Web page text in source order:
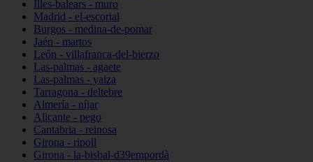
Illes-balears - muro
Madrid - el-escorial
Burgos - medina-de-pomar
Jaén - martos
León - villafranca-del-bierzo
Las-palmas - agaete
Las-palmas - yaiza
Tarragona - deltebre
Almería - níjar
Alicante - pego
Cantabria - reinosa
Girona - ripoll
Girona - la-bisbal-d39empordà